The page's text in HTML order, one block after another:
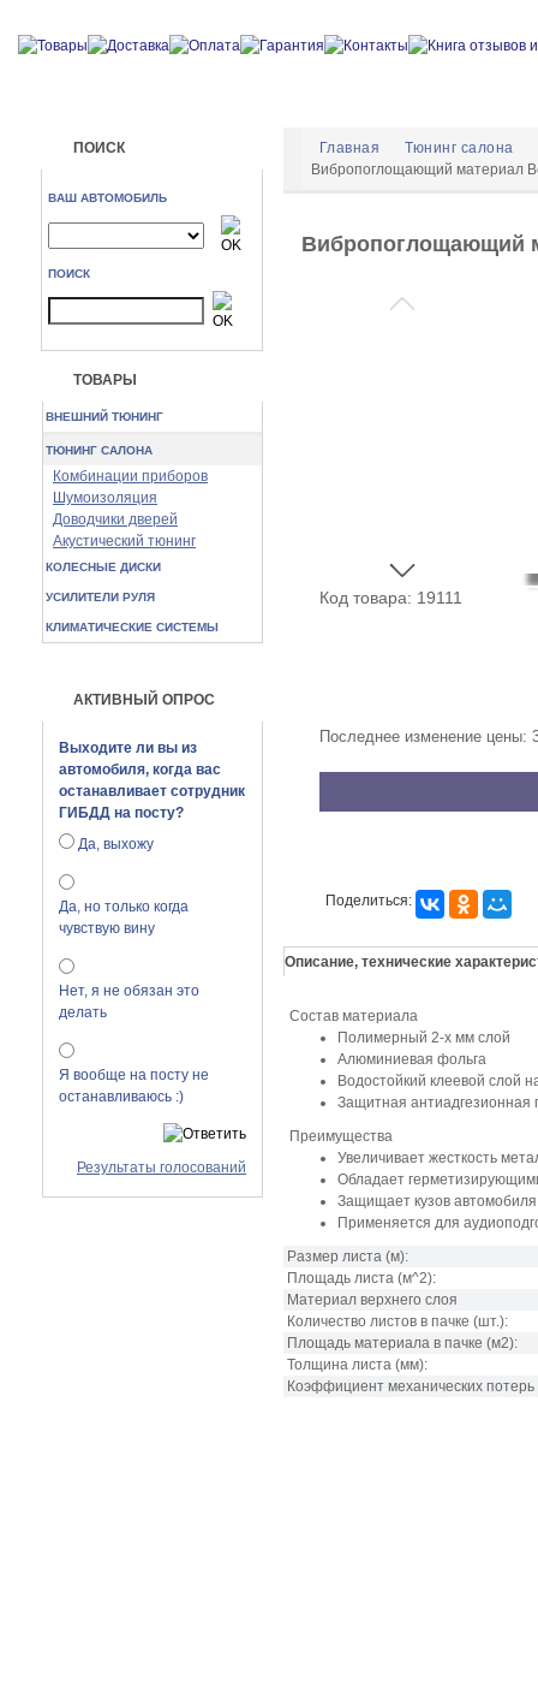
ПОИСК
ВАШ АВТОМОБИЛЬ
ПОИСК
ТОВАРЫ
ВНЕШНИЙ ТЮНИНГ
ТЮНИНГ САЛОНА
Комбинации приборов
Шумоизоляция
Доводчики дверей
Акустический тюнинг
КОЛЕСНЫЕ ДИСКИ
УСИЛИТЕЛИ РУЛЯ
КЛИМАТИЧЕСКИЕ СИСТЕМЫ
АКТИВНЫЙ ОПРОС
Выходите ли вы из
автомобиля, когда вас
останавливает сотрудник
ГИБДД на посту?
Да, выхожу
Да, но только когда
чувствую вину
Нет, я не обязан это
делать
Я вообще на посту не
останавливаюсь :)
Результаты голосований
Главная
Тюнинг салона
Вибропоглощающий материал
Вибропоглощающий
Код товара: 19111
Последнее изменение цены:
Поделиться:
Описание, технические
Состав материала
Полимерный 2-х мм слой
Алюминиевая фольга
Водостойкий клеевой слой
Защитная антиадгезионная
Преимущества
Увеличивает жесткость
Обладает
Защищает кузов автомобиля
Применяется для
Размер листа (м):
Площадь листа (м^2):
Материал верхнего слоя
Количество листов в пачке (шт.):
Площадь материала в пачке (м2):
Толщина листа (мм):
Коэффициент механических потерь